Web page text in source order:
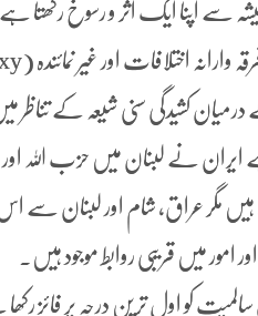
سے اپنا ایک اثر و رسوخ رکھتا ہے
کشیدگی سنی شیعہ کے تناظر
نے لبنان میں حزب اللہ
ہیں مگر عراق، شام اور لبنان
میں قریبی روابط موجود ہیں۔
کو اول ترین درجہ پر فائز